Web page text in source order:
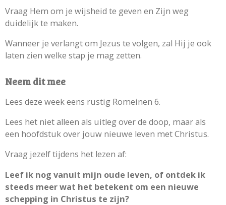
Vraag Hem om je wijsheid te geven en Zijn weg
duidelijk te maken.
Wanneer je verlangt om Jezus te volgen, zal Hij je ook
laten zien welke stap je mag zetten.
Neem dit mee
Lees deze week eens rustig Romeinen 6.
Lees het niet alleen als uitleg over de doop, maar als
een hoofdstuk over jouw nieuwe leven met Christus.
Vraag jezelf tijdens het lezen af:
Leef ik nog vanuit mijn oude leven, of ontdek ik
steeds meer wat het betekent om een nieuwe
schepping in Christus te zijn?